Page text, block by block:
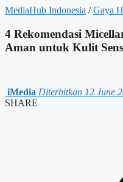
MediaHub Indonesia / Gaya
4 Rekomendasi
Aman untuk Kulit
iMedia Diterbitkan 12 June
SHARE